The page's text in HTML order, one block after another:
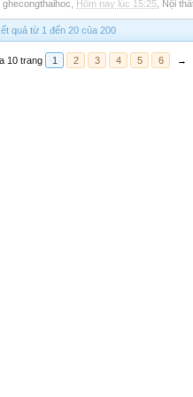
ghecongthaihoc Hôm nay lúc 15:25 Nội
quả từ 1 đến 20 của 200
10 trang 1 2 3 4 5 6 →